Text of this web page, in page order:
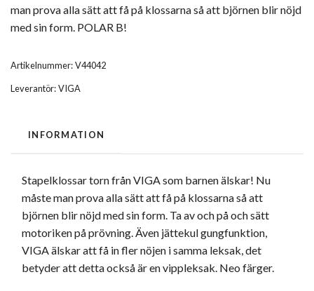
man prova alla sätt att få på klossarna så att björnen blir nöjd
med sin form. POLAR B!
Artikelnummer:V44042
Leverantör:VIGA
INFORMATION
Stapelklossar torn från VIGA som barnen älskar! Nu
måste man prova alla sätt att få på klossarna så att
björnen blir nöjd med sin form. Ta av och på och sätt
motoriken på prövning. Även jättekul gungfunktion,
VIGA älskar att få in fler nöjen i samma leksak, det
betyder att detta också är en vippleksak. Neo färger.